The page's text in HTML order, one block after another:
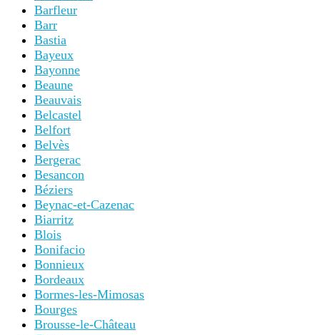
Barfleur
Barr
Bastia
Bayeux
Bayonne
Beaune
Beauvais
Belcastel
Belfort
Belvès
Bergerac
Besancon
Béziers
Beynac-et-Cazenac
Biarritz
Blois
Bonifacio
Bonnieux
Bordeaux
Bormes-les-Mimosas
Bourges
Brousse-le-Château